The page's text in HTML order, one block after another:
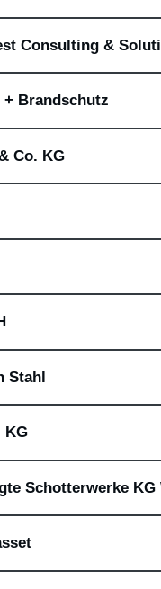
Consulting &
Brandschutz
Co. KG
Stahl
KG
Schotterwerke